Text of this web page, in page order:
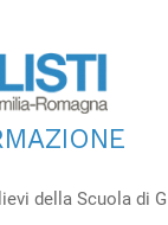
della Scuola di